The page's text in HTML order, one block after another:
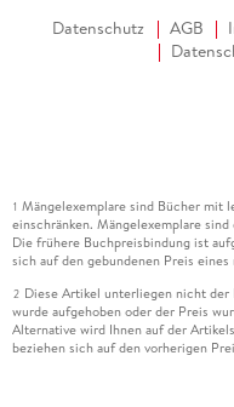
Datenschutz AGB
1 Mängelexemplare sind Bücher mit
einschränken. Mängelexemplare
Die frühere Buchpreisbindung ist
sich auf den gebundenen Preis eines
2 Diese Artikel unterliegen nicht
wurde aufgehoben oder der Preis
Alternative wird Ihnen auf der
beziehen sich auf den vorherigen